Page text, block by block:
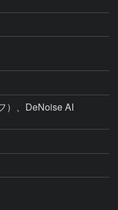
）、DeNoise AI